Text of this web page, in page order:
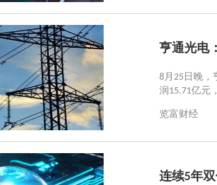
亨通光电
8月25日晚，
润15.71亿元
览富财经
连续5年